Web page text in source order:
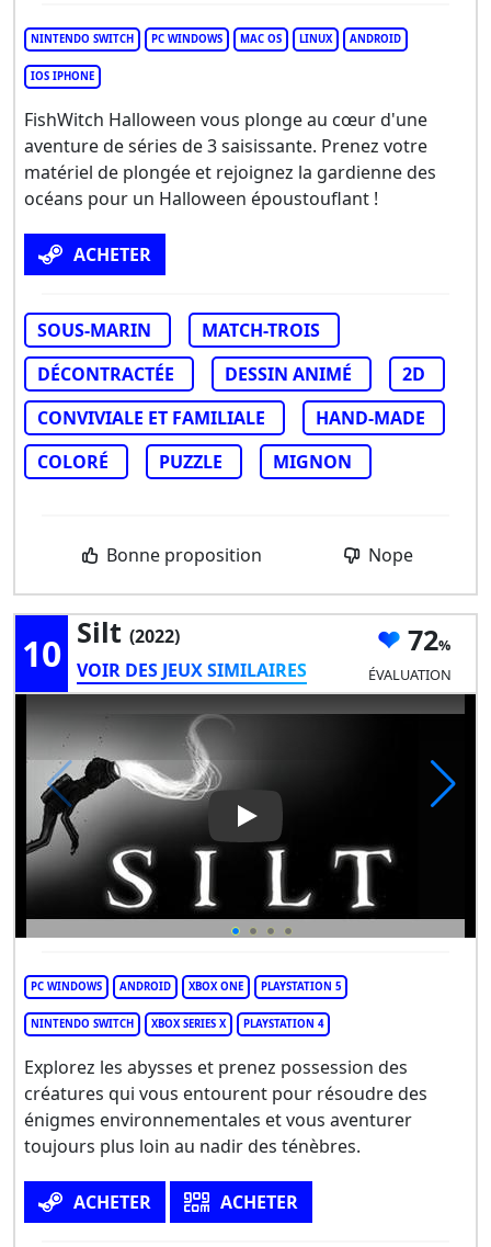
NINTENDO SWITCH PC WINDOWS MAC OS LINUX ANDROID
IOS IPHONE
FishWitch Halloween vous plonge au cœur d'une
aventure de séries de 3 saisissante. Prenez votre
matériel de plongée et rejoignez la gardienne des
océans pour un Halloween époustouflant !
ACHETER
SOUS-MARIN
MATCH-TROIS
DÉCONTRACTÉE
DESSIN ANIMÉ
2D
CONVIVIALE ET FAMILIALE
HAND-MADE
COLORÉ
PUZZLE MIGNON
Bonne proposition Nope
10 Silt (2022)
VOIR DES JEUX SIMILAIRES
72
ÉVALUATION
Play Video: Silt
PC WINDOWS ANDROID XBOX ONE PLAYSTATION 5
NINTENDO SWITCH XBOX SERIES X PLAYSTATION 4
Explorez les abysses et prenez possession des
créatures qui vous entourent pour résoudre des
énigmes environnementales et vous aventurer
toujours plus loin au nadir des ténèbres.
ACHETER ACHETER